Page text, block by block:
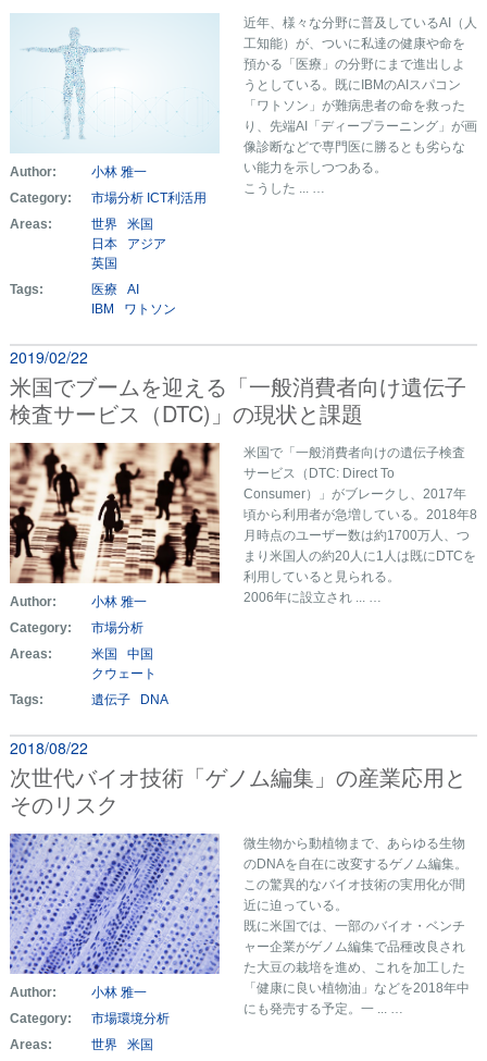
近年、様々な分野に普及しているAI（人
工知能）が、ついに私達の健康や命を
預かる「医療」の分野にまで進出しよ
うとしている。既にIBMのAIスパコン
「ワトソン」が難病患者の命を救った
り、先端AI「ディープラーニング」が画
像診断などで専門医に勝るとも劣らな
い能力を示しつつある。
こうした ... …
Author:
小林 雅一
Category:
市場分析 ICT利活用
Areas:
世界
米国
日本
アジア
英国
Tags:
医療
AI
IBM
ワトソン
2019/02/22
米国でブームを迎える「一般消費者向け遺伝子
検査サービス（DTC)」の現状と課題
米国で「一般消費者向けの遺伝子検査
サービス（DTC: Direct To
Consumer）」がブレークし、2017年
頃から利用者が急増している。2018年8
月時点のユーザー数は約1700万人、つ
まり米国人の約20人に1人は既にDTCを
利用していると見られる。
2006年に設立され ... …
Author:
小林 雅一
Category:
市場分析
Areas:
米国
中国
クウェート
Tags:
遺伝子 DNA
2018/08/22
次世代バイオ技術「ゲノム編集」の産業応用と
そのリスク
微生物から動植物まで、あらゆる生物
のDNAを自在に改変するゲノム編集。
この驚異的なバイオ技術の実用化が間
近に迫っている。
既に米国では、一部のバイオ・ベンチ
ャー企業がゲノム編集で品種改良され
た大豆の栽培を進め、これを加工した
「健康に良い植物油」などを2018年中
にも発売する予定。一 ... …
Author:
小林 雅一
Category:
市場環境分析
Areas:
世界
米国